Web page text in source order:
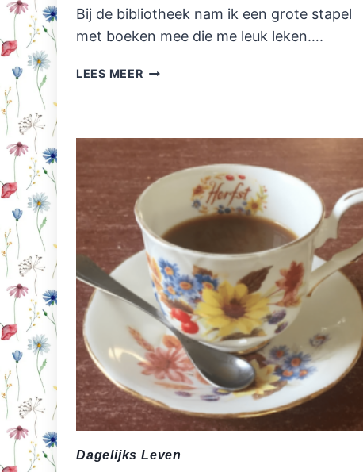
Bij de bibliotheek nam ik een grote stapel
met boeken mee die me leuk leken….
LEES MEERNAZOMER:
TUIN!
Dagelijks Leven